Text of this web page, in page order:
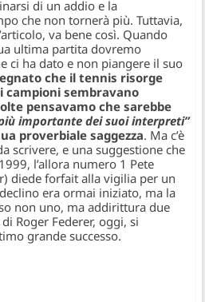
di un addio e la
che non tornerà più. Tuttavia,
va bene così. Quando
ultima partita dovremo
ci ha dato e non piangere il suo
che il tennis risorge
campioni sembravano
pensavamo che sarebbe
importante dei suoi interpreti”
proverbiale saggezza. Ma c’è
scrivere, e una suggestione che
l’allora numero 1 Pete
diede forfait alla vigilia per un
era ormai iniziato, ma la
non uno, ma addirittura due
Roger Federer, oggi, si
grande successo.